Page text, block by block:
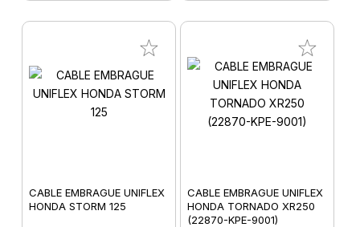
CABLE EMBRAGUE UNIFLEX
HONDA STORM 125
CABLE EMBRAGUE UNIFLEX
HONDA TORNADO XR250
(22870-KPE-9001)